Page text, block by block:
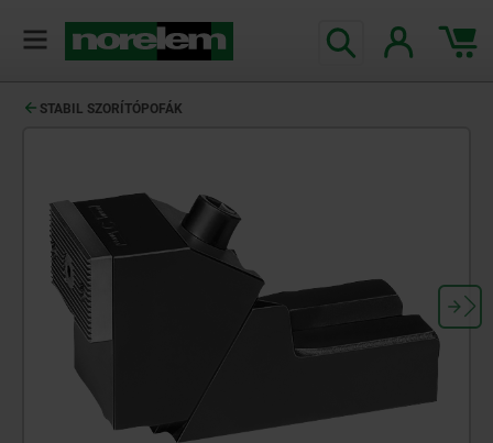
STABIL SZORÍTÓPOFÁK